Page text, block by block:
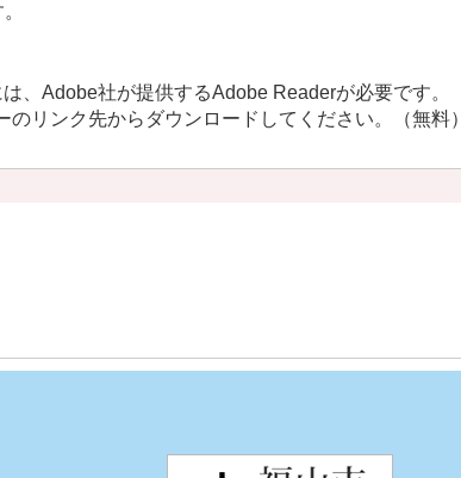
、Adobe社が提供するAdobe Readerが必要です。
リンク先からダウンロードしてください。（無料）